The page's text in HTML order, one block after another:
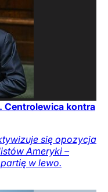
Centrolewica kontra
się opozycja
Ameryki –
w lewo.